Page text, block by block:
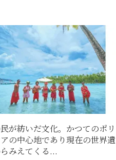
が紡いだ文化。かつてのポリ
の中心地であり現在の世界遺
みえてくる...